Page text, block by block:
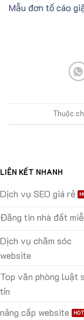
Mẫu đơn tố cáo
Thuộc
LIÊN KẾT NHANH
Dịch vụ SEO giá rẻ
Đăng tin nhà đất
Dịch vụ chăm sóc
website
Top văn phòng luật
tín
nâng cấp website